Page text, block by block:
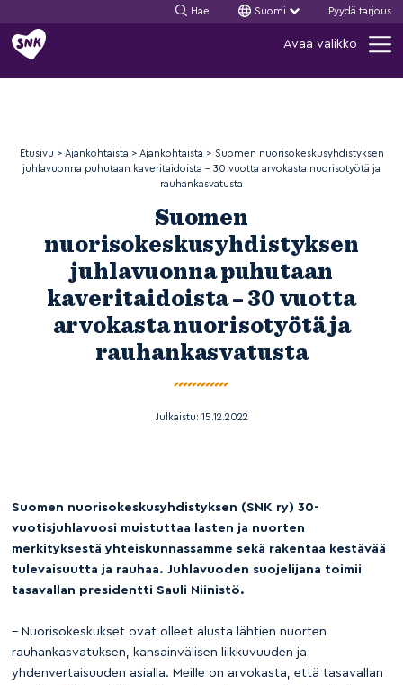
Siirry
sisältöön
Hae Suomi Pyydä tarjous
Avaa valikko
Etusivu > Ajankohtaista > Ajankohtaista > Suomen nuorisokeskusyhdistyksen
juhlavuonna puhutaan kaveritaidoista – 30 vuotta arvokasta nuorisotyötä ja
rauhankasvatusta
Suomen
nuorisokeskusyhdistyksen
juhlavuonna puhutaan
kaveritaidoista – 30 vuotta
arvokasta nuorisotyötä ja
rauhankasvatusta
Julkaistu: 15.12.2022
Suomen nuorisokeskusyhdistyksen (SNK ry) 30-
vuotisjuhlavuosi muistuttaa lasten ja nuorten
merkityksestä yhteiskunnassamme sekä rakentaa kestävää
tulevaisuutta ja rauhaa. Juhlavuoden suojelijana toimii
tasavallan presidentti Sauli Niinistö.
– Nuorisokeskukset ovat olleet alusta lähtien nuorten
rauhankasvatuksen, kansainvälisen liikkuvuuden ja
yhdenvertaisuuden asialla. Meille on arvokasta, että tasavallan